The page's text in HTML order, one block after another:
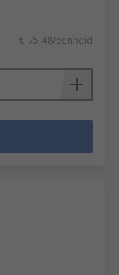
€ 75,48/eenheid